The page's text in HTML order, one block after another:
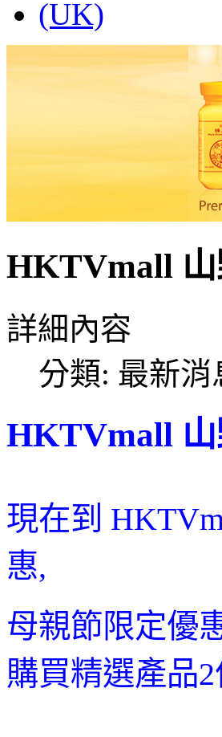
HKTVmall 山
詳細內容
分類: 最新消
HKTVmall 山
現在到
惠,
母親節限定優
購買精選產品